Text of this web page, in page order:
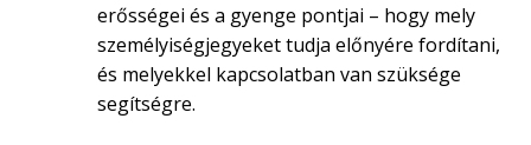
erősségei és a gyenge pontjai – hogy mely
személyiségjegyeket tudja előnyére fordítani,
és melyekkel kapcsolatban van szüksége
segítségre.